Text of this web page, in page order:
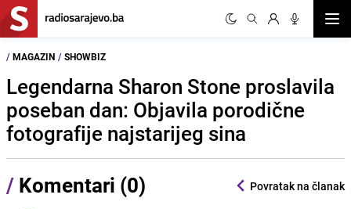
/ MAGAZIN / SHOWBIZ
Legendarna Sharon Stone proslavila
poseban dan: Objavila porodične
fotografije najstarijeg sina
/ Komentari (0) Povratak na članak